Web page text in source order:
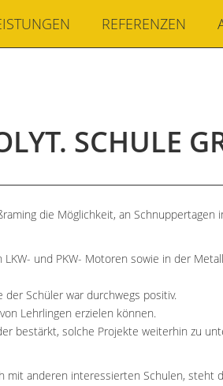
REFERENZEN
SCHULE
die Möglichkeit, an
und PKW- Motoren sowie in der
Schüler war durchwegs positiv.
Lehrlingen erzielen können.
bestärkt, solche Projekte weiterhin zu
mit anderen interessierten Schulen, steht